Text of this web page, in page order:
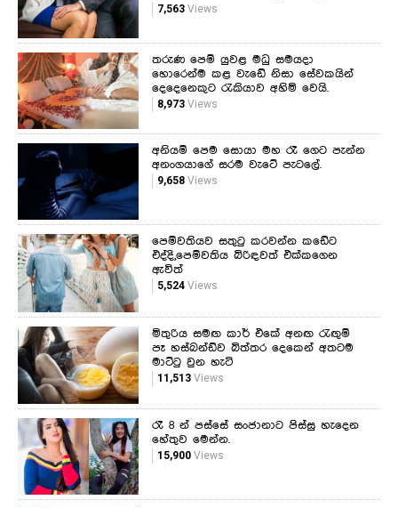
7,563Views
තරුණ පෙම් යුවළ මධු සමයදා
හොරෙන්ම කළ වැඩේ නිසා සේවකයින්
දෙදෙනෙකුට රැකියාව අහිමි වෙයි.
8,973Views
අනියම් පෙම සොයා මහ රෑ ගෙට පැන්න
අනංගයාගේ සරම වැටේ පැටලේ.
9,658Views
පෙම්වතියව සතුටු කරවන්න කඩේට
එද්දි,පෙම්වතිය බිරිඳවත් එක්කගෙන
ඇවිත්
5,524Views
මිතුරිය සමඟ කාර් එකේ අනඟ රැඟුම්
පෑ හස්බන්ඩ්ව බිත්තර දෙකෙන් අතටම
මාට්ටු වුන හැටි
11,513Views
රෑ 8 න් පස්සේ සංජානාට පිස්සු හැදෙන
හේතුව මෙන්න.
15,900Views